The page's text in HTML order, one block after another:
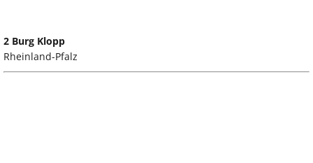
2 Burg Klopp
Rheinland-Pfalz